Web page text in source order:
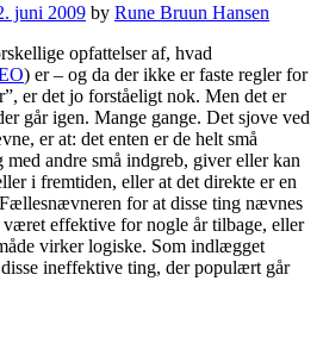
juni 2009 by Rune Bruun Hansen
opfattelser af, hvad
) er – og da der ikke er faste regler for
er det jo forståeligt nok. Men det er
går igen. Mange gange. Det sjove ved
er at: det enten er de helt små
andre små indgreb, giver eller kan
i fremtiden, eller at det direkte er en
for at disse ting nævnes
været effektive for nogle år tilbage, eller
virker logiske. Som indlægget
ineffektive ting, der populært går